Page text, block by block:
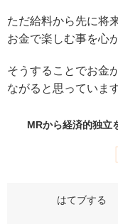
ただ給料から先に将
お金で楽しむ事を心
そうすることでお金
ながると思っています
MRから経済的独立